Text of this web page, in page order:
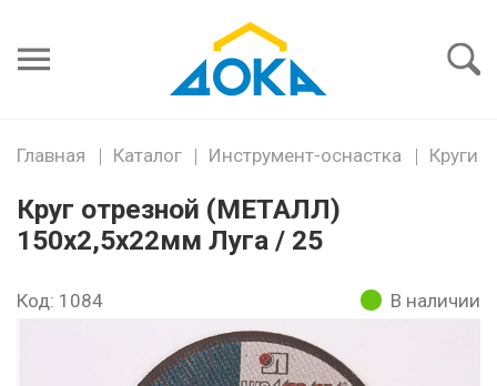
пароль
Главная Каталог Инструмент-оснастка Круги
Круг отрезной (МЕТАЛЛ)
150х2,5х22мм Луга / 25
Код: 1084 В наличии